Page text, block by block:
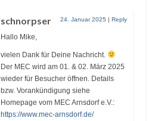
schnorpser 24. Januar 2025 | Reply
Hallo Mike,
vielen Dank für Deine Nachricht.
Der MEC wird am 01. & 02. März 2025
wieder für Besucher öffnen. Details
bzw. Vorankündigung siehe
Homepage vom MEC Arnsdorf e.V.:
https://www.mec-arnsdorf.de/